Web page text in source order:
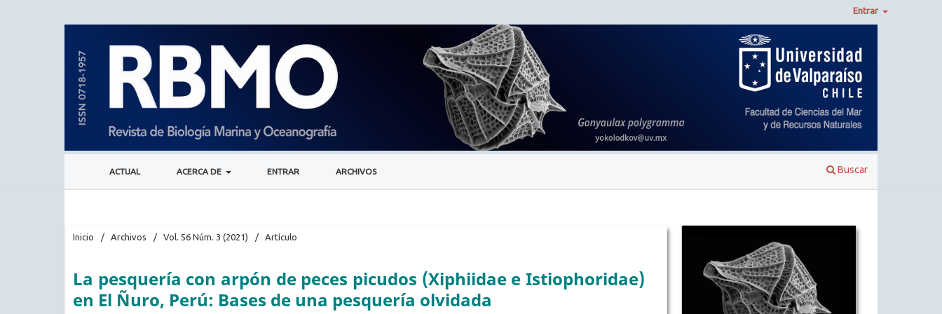
ACTUAL ACERCA DE ENTRAR ARCHIVOS Buscar
Entrar
Inicio / Archivos / Vol. 56 Núm. 3 (2021) / Artículo
La pesquería con arpón de peces picudos (Xiphiidae e Istiophoridae)
en El Ñuro, Perú: Bases de una pesquería olvidada